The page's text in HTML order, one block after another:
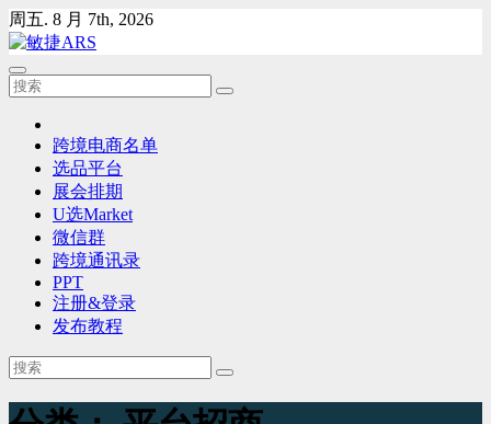
Skip
to
content
周五. 8 月 7th, 2026
跨境电商名单
选品平台
展会排期
U选Market
微信群
跨境通讯录
PPT
注册&登录
发布教程